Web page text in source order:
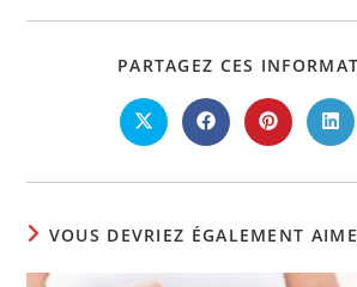
PARTAGEZ CES
Ouvrir
dans
autre
Ouvrir
dans
autre
Ouvrir
dans
autre
dans
VOUS DEVRIEZ ÉGALEMENT